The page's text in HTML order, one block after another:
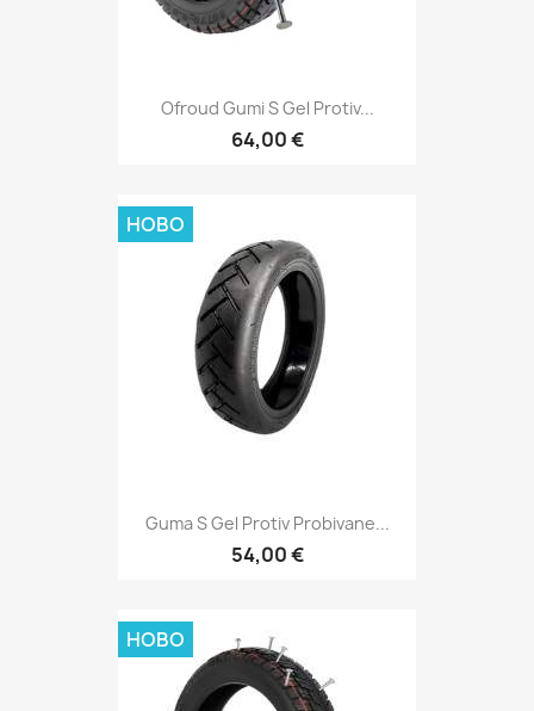
Ofroud Gumi S Gel Protiv...
64,00 €
Guma S Gel Protiv Probivane...
54,00 €
НОВО
НОВО